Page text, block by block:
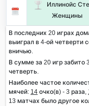
Иллинойс
Женщины
В последних 20 играх
выиграл в 4-ой четверти
вничью.
В сумме за 20 игр забито
четверть.
Наиболее частое
мячей: 14 очко(в) - 3 раза,
13 матчах было другое